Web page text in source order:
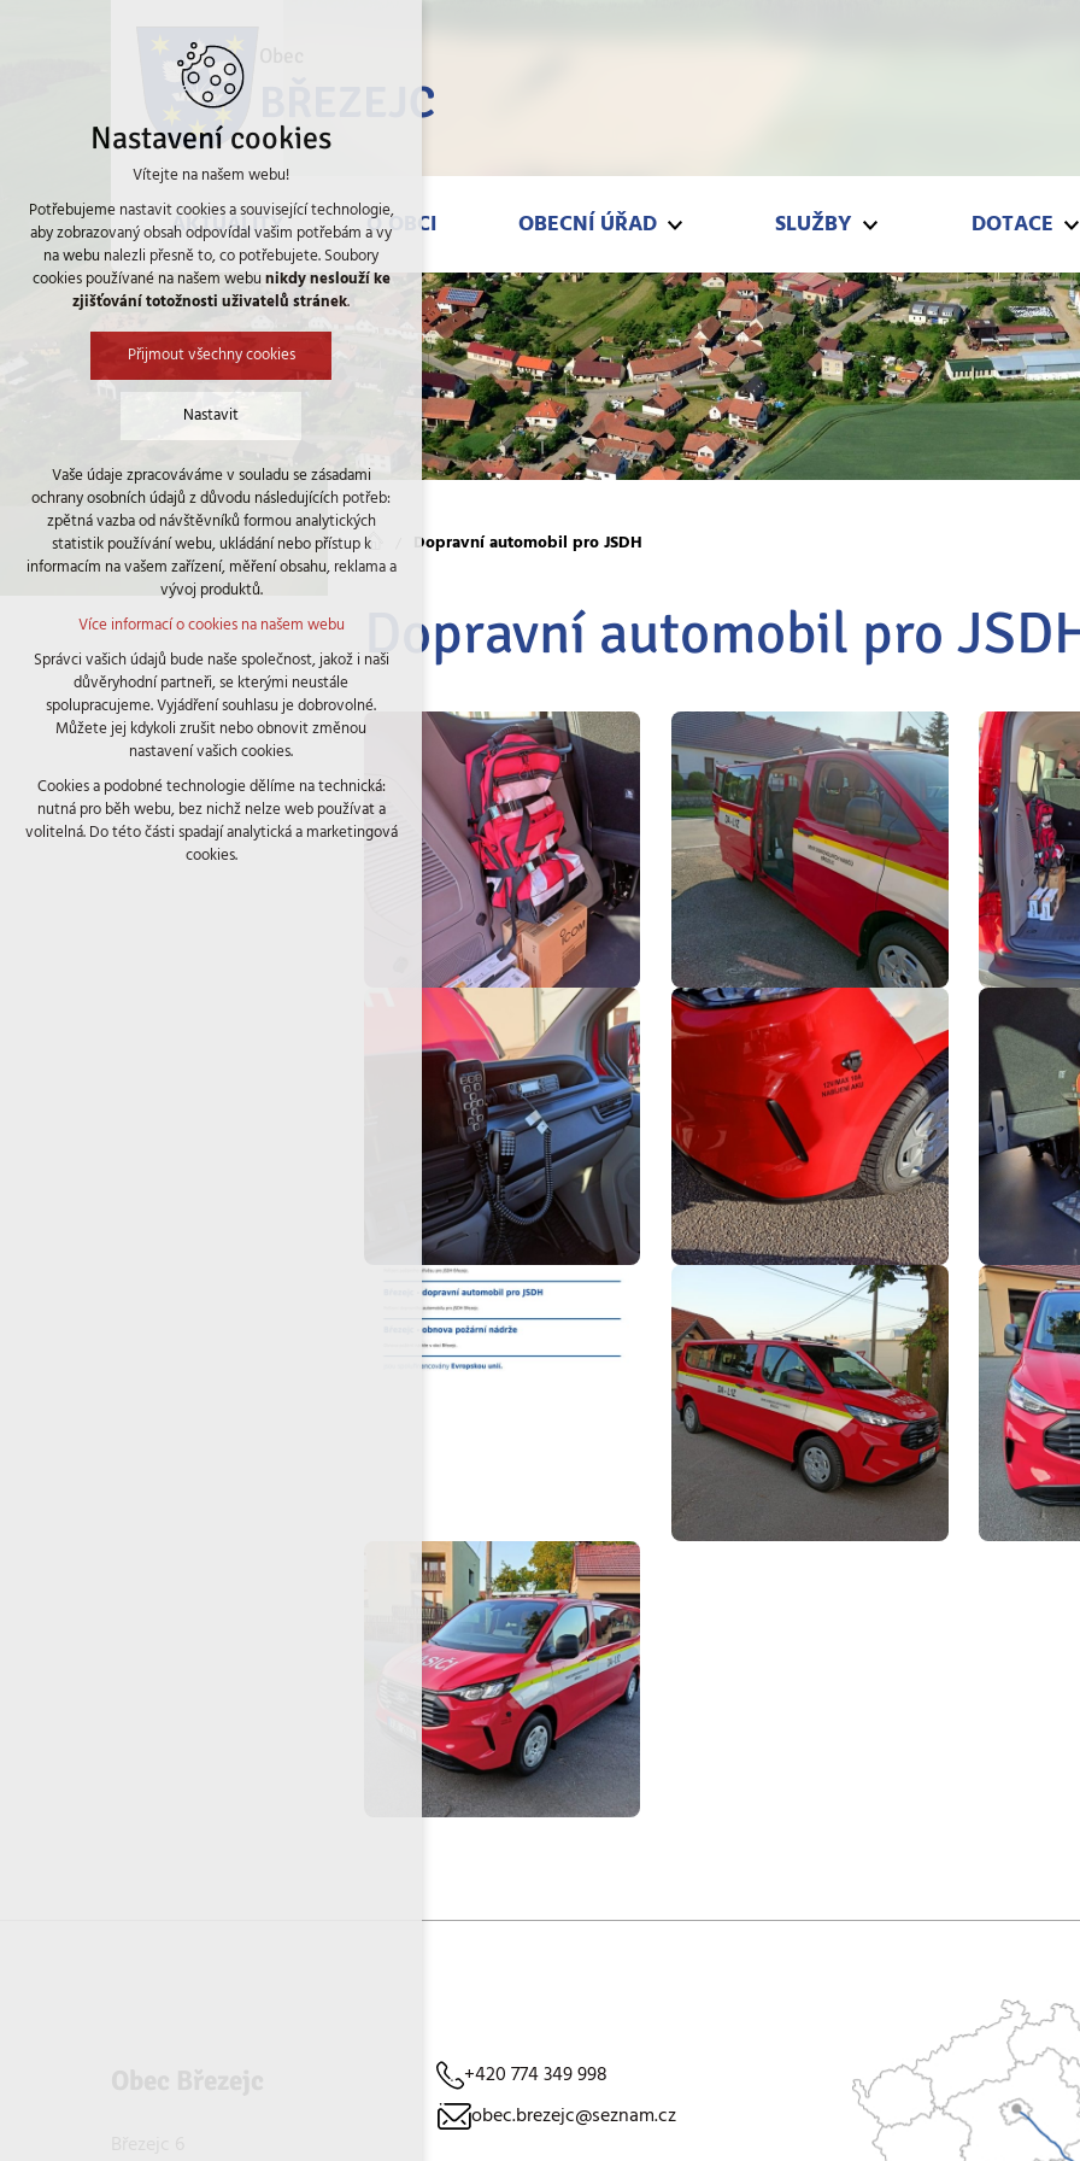
BŘEZEJC
AKTUALITY O OBCI OBECNÍ ÚŘAD SLUŽBY DOTACE
Dopravní automobil pro JSDH
Dopravní automobil pro
obec.brezejc@seznam.cz
+420 774 349 998
Nastavení cookies
Vítejte na našem webu!
Potřebujeme nastavit cookies a související technologie,
aby zobrazovaný obsah odpovídal vašim potřebám a vy
na webu nalezli přesně to, co potřebujete. Soubory
cookies používané na našem webunikdy neslouží ke
zjišťování totožnosti uživatelů stránek.
Přijmout všechny cookies
Nastavit
Technická cookies
nutná pro provozování webu
udržení kontextu stránek (session): případná
přihlášení, volby jazyka, apod.
analytická pro anonymizované vyhodnocení
návštěvnosti
marketingová cookies (Google)
Více informací o cookies na našem webu
Přijmout všechny cookies
Odmítnout vše
Vaše údaje zpracováváme v souladu se zásadami
ochrany osobních údajů z důvodu následujících potřeb:
zpětná vazba od návštěvníků formou analytických
statistik používání webu, ukládání nebo přístup k
informacím na vašem zařízení, měření obsahu, reklama a
vývoj produktů.
Více informací o cookies na našem webu
Správci vašich údajů bude naše společnost, jakož i naši
důvěryhodní partneři, se kterými neustále
spolupracujeme. Vyjádření souhlasu je dobrovolné.
Můžete jej kdykoli zrušit nebo obnovit změnou
nastavení vašich cookies.
Cookies a podobné technologie dělíme na technická:
nutná pro běh webu, bez nichž nelze web používat a
volitelná. Do této části spadají analytická a marketingová
cookies.